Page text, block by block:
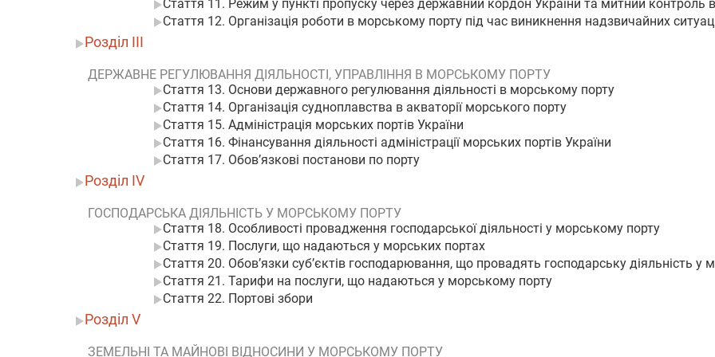
Стаття 11. Режим у пункті пропуску через державний кордон України та митний контроль
Стаття 12. Організація роботи в морському порту під час виникнення надзвичайних
Розділ III
ДЕРЖАВНЕ РЕГУЛЮВАННЯ ДІЯЛЬНОСТІ, УПРАВЛІННЯ В МОРСЬКОМУ ПОРТУ
Стаття 13. Основи державного регулювання діяльності в морському порту
Стаття 14. Організація судноплавства в акваторії морського порту
Стаття 15. Адміністрація морських портів України
Стаття 16. Фінансування діяльності адміністрації морських портів України
Стаття 17. Обов’язкові постанови по порту
Розділ IV
ГОСПОДАРСЬКА ДІЯЛЬНІСТЬ У МОРСЬКОМУ ПОРТУ
Стаття 18. Особливості провадження господарської діяльності у морському порту
Стаття 19. Послуги, що надаються у морських портах
Стаття 20. Обов’язки суб’єктів господарювання, що провадять господарську діяльність у
Стаття 21. Тарифи на послуги, що надаються у морському порту
Стаття 22. Портові збори
Розділ V
ЗЕМЕЛЬНІ ТА МАЙНОВІ ВІДНОСИНИ У МОРСЬКОМУ ПОРТУ